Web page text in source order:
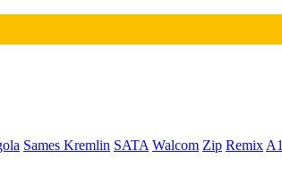
Sames Kremlin SATA Walcom Zip Remix A1